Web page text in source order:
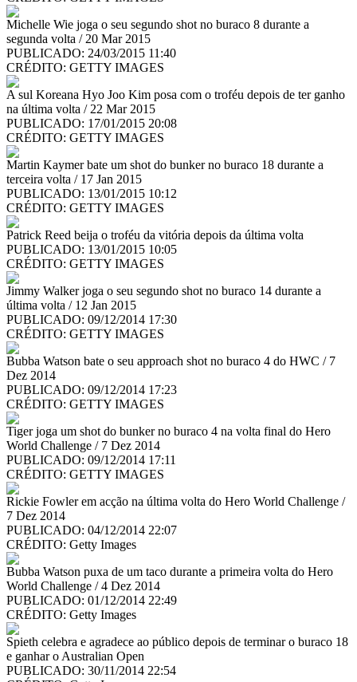
Michelle Wie joga o seu segundo shot no buraco 8 durante a
segunda volta / 20 Mar 2015
PUBLICADO: 24/03/2015 11:40
CRÉDITO: GETTY IMAGES
A sul Koreana Hyo Joo Kim posa com o troféu depois de ter ganho
na última volta / 22 Mar 2015
PUBLICADO: 17/01/2015 20:08
CRÉDITO: GETTY IMAGES
Martin Kaymer bate um shot do bunker no buraco 18 durante a
terceira volta / 17 Jan 2015
PUBLICADO: 13/01/2015 10:12
CRÉDITO: GETTY IMAGES
Patrick Reed beija o troféu da vitória depois da última volta
PUBLICADO: 13/01/2015 10:05
CRÉDITO: GETTY IMAGES
Jimmy Walker joga o seu segundo shot no buraco 14 durante a
última volta / 12 Jan 2015
PUBLICADO: 09/12/2014 17:30
CRÉDITO: GETTY IMAGES
Bubba Watson bate o seu approach shot no buraco 4 do HWC / 7
Dez 2014
PUBLICADO: 09/12/2014 17:23
CRÉDITO: GETTY IMAGES
Tiger joga um shot do bunker no buraco 4 na volta final do Hero
World Challenge / 7 Dez 2014
PUBLICADO: 09/12/2014 17:11
CRÉDITO: GETTY IMAGES
Rickie Fowler em acção na última volta do Hero World Challenge /
7 Dez 2014
PUBLICADO: 04/12/2014 22:07
CRÉDITO: Getty Images
Bubba Watson puxa de um taco durante a primeira volta do Hero
World Challenge / 4 Dez 2014
PUBLICADO: 01/12/2014 22:49
CRÉDITO: Getty Images
Spieth celebra e agradece ao público depois de terminar o buraco 18
e ganhar o Australian Open
PUBLICADO: 30/11/2014 22:54